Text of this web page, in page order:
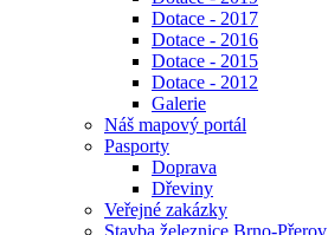
Dotace - 2017
Dotace - 2016
Dotace - 2015
Dotace - 2012
Galerie
Náš mapový portál
Pasporty
Doprava
Dřeviny
Veřejné zakázky
Stavba železnice Brno-Přerov